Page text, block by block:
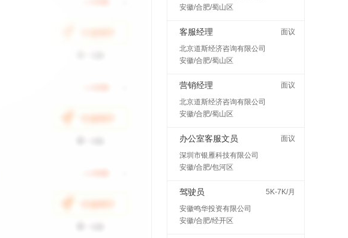
安徽/合肥/蜀山区
客服经理
面议
北京道斯经济咨询有限公司
安徽/合肥/蜀山区
营销经理
面议
北京道斯经济咨询有限公司
安徽/合肥/蜀山区
办公室客服文员
面议
深圳市银雁科技有限公司
安徽/合肥/包河区
驾驶员
5K-7K/月
安徽鸣华投资有限公司
安徽/合肥/经开区